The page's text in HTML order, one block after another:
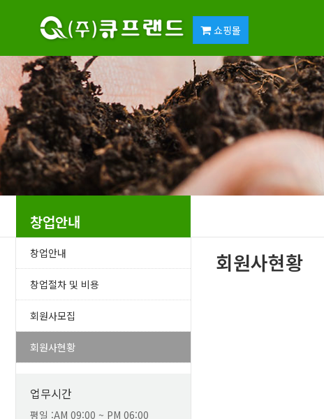
쇼핑몰
창업안내
창업안내
창업절차 및 비용
회원사모집
회원사현황
업무시간
평일 :AM 09:00 ~ PM 06:00
회원사현황